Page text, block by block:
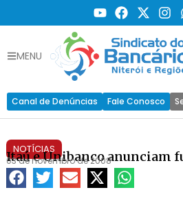
MENU
Canal de Denúncias Fale Conosco
NOTÍCIAS
Itaú e Unibanco anunciam
03 de novembro de 2008